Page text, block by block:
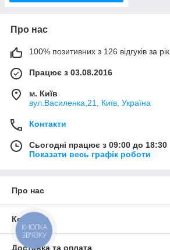
Про нас
100% позитивних з 126 відгуків за рік
Працює з 03.08.2016
м. Київ
вул.Василенка,21, Київ, Україна
Контакти
Сьогодні працює з 09:00 до 18:30
Показати весь графік роботи
Про нас
Контакти
Доставка та оплата
КНОПКА
ЗВ'ЯЗКУ